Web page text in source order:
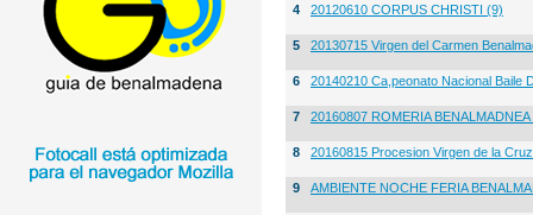
4 20120610 CORPUS CHRISTI (9)
5 20130715 Virgen del Carmen
6 20140210 Ca,peonato Nacional Baile
7 20160807 ROMERIA
8 20160815 Procesion Virgen de la
9 AMBIENTE NOCHE FERIA